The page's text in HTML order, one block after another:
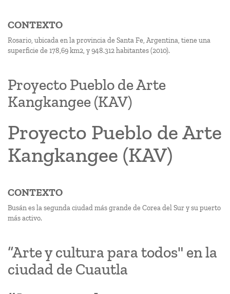
CONTEXTO
Rosario, ubicada en la provincia de Santa Fe, Argentina, tiene una
superficie de 178,69 km2, y 948.312 habitantes (2010).
Proyecto Pueblo de Arte
Kangkangee (KAV)
Proyecto Pueblo de Arte
Kangkangee (KAV)
CONTEXTO
Busán es la segunda ciudad más grande de Corea del Sur y su puerto
más activo.
“Arte y cultura para todos" en la
ciudad de Cuautla